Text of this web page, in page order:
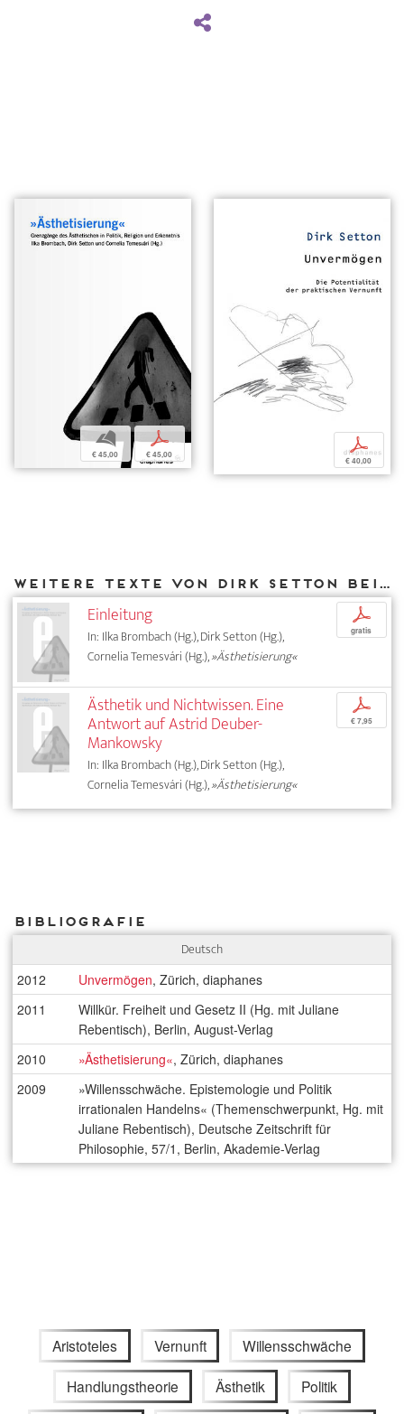
b
€ 45,00
p
€ 45,00 p
€ 40,00
Weitere Texte von Dirk Setton bei DIAPHANES
Einleitung
In: Ilka Brombach (Hg.), Dirk Setton (Hg.),
Cornelia Temesvári (Hg.),»Ästhetisierung«
p
gratis
Ästhetik und Nichtwissen. Eine
Antwort auf Astrid Deuber-
Mankowsky
In: Ilka Brombach (Hg.), Dirk Setton (Hg.),
Cornelia Temesvári (Hg.),»Ästhetisierung«
p
€ 7,95
Bibliografie
Deutsch
2012 Unvermögen, Zürich, diaphanes
2011
Willkür. Freiheit und Gesetz II (Hg. mit Juliane
Rebentisch), Berlin, August-Verlag
2010
»Ästhetisierung«, Zürich, diaphanes
2009
»Willensschwäche. Epistemologie und Politik
irrationalen Handelns« (Themenschwerpunkt, Hg. mit
Juliane Rebentisch), Deutsche Zeitschrift für
Philosophie, 57/1, Berlin, Akademie-Verlag
Aristoteles Vernunft Willensschwäche
Handlungstheorie Ästhetik Politik